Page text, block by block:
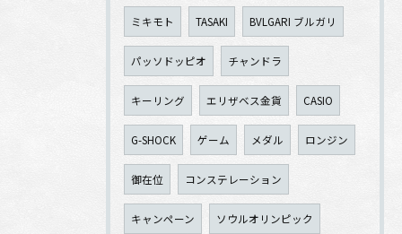
ミキモト TASAKI BVLGARI ブルガリ
パッソドッピオ チャンドラ
キーリング エリザベス金貨 CASIO
G-SHOCK ゲーム メダル ロンジン
御在位 コンステレーション
キャンペーン ソウルオリンピック